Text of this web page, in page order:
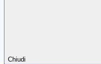
Chiudi